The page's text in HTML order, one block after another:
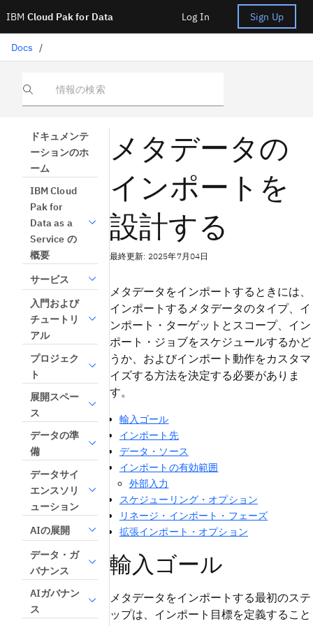
IBM Cloud Pak for Data Log In Sign Up
Docs /
情報の検索
ドキュメンテ
ーションのホ
ーム
IBM Cloud
Pak for
Data as a
Service の
概要
サービス
入門および
チュートリ
アル
プロジェク
ト
展開スペー
ス
データの準
備
データサイ
エンスソリ
ューション
AIの展開
データ・ガ
バナンス
AIガバナン
ス
メタデータの
インポートを
設計する
最終更新: 2025年7月04日
メタデータをインポートするときには、
インポートするメタデータのタイプ、イ
ンポート・ターゲットとスコープ、イン
ポート・ジョブをスケジュールするかど
うか、およびインポート動作をカスタマ
イズする方法を決定する必要がありま
す。
輸入ゴール
インポート先
データ・ソース
インポートの有効範囲
外部入力
スケジューリング・オプション
リネージ・インポート・フェーズ
拡張インポート・オプション
輸入ゴール
メタデータをインポートする最初のステ
ップは、インポート目標を定義すること